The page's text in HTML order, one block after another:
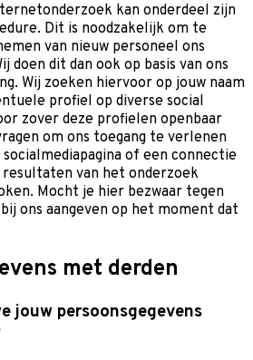
kan onderdeel zijn
Dit is noodzakelijk om te
van nieuw personeel ons
doen dit dan ook op basis van ons
Wij zoeken hiervoor op jouw naam
profiel op diverse social
zover deze profielen openbaar
om ons toegang te verlenen
of een connectie
van het onderzoek
Mocht je hier bezwaar tegen
ons aangeven op het moment dat
met derden
jouw persoonsgegevens